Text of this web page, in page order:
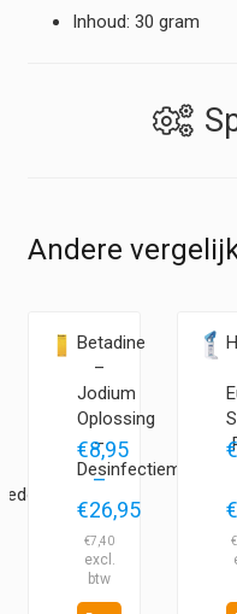
Inhoud: 30 gram
Andere
Betadine
–
Jodium
Oplossing
–
Desinfectiemiddel
€8,95
–
€26,95
Prijsklasse:
€8,95
tot
€7,40
€
€